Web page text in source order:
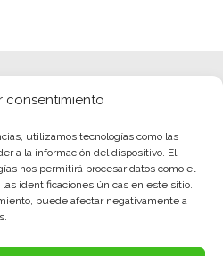
consentimiento
utilizamos tecnologías como las
a la información del dispositivo. El
nos permitirá procesar datos como el
identificaciones únicas en este sitio.
puede afectar negativamente a